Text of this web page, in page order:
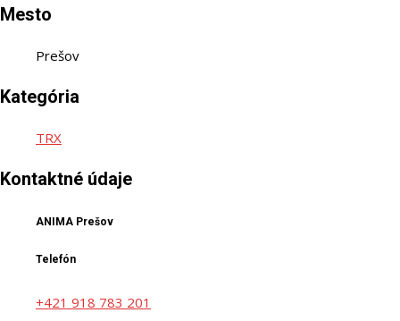
Mesto
Prešov
Kategória
TRX
Kontaktné údaje
ANIMA Prešov
Telefón
+421 918 783 201